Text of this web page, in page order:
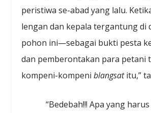
peristiwa se-abad yang lalu.
lengan dan kepala tergantung di
pohon ini—sebagai bukti pesta
dan pemberontakan para petani
kompeni-kompeniblangsatitu,”
“Bedebah!!! Apa yang harus